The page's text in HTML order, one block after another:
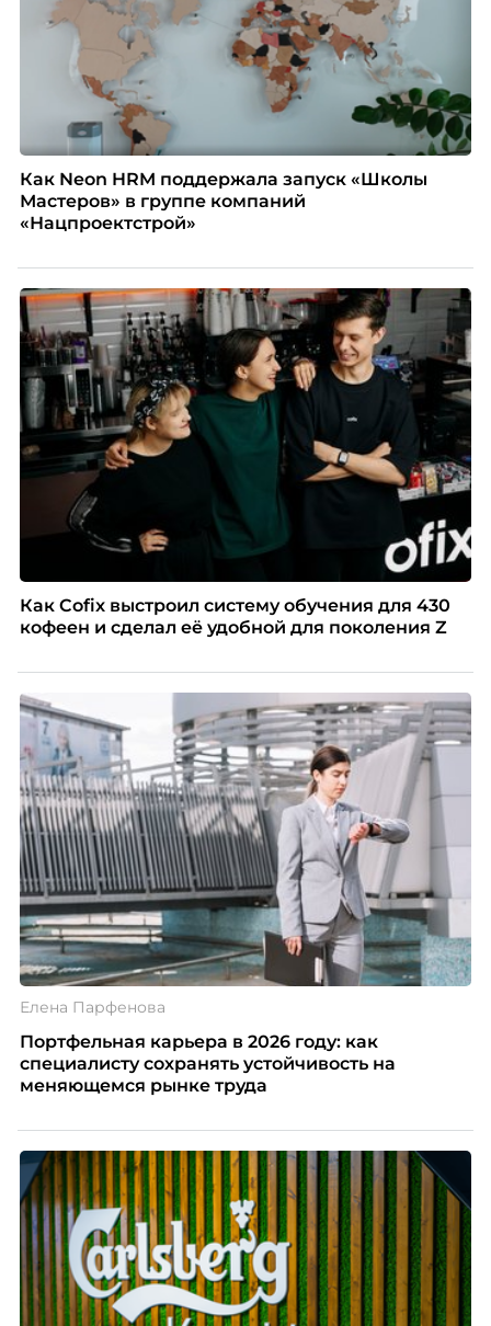
Как Neon HRM поддержала запуск «Школы
Мастеров» в группе компаний
«Нацпроектстрой»
Как Cofix выстроил систему обучения для 430
кофеен и сделал её удобной для поколения Z
Елена Парфенова
Портфельная карьера в 2026 году: как
специалисту сохранять устойчивость на
меняющемся рынке труда